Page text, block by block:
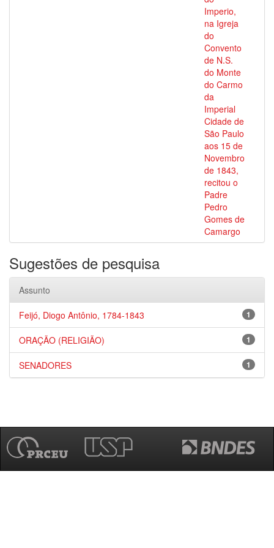
Imperio,
na Igreja
do
Convento
de N.S.
do Monte
do Carmo
da
Imperial
Cidade de
São Paulo
aos 15 de
Novembro
de 1843,
recitou o
Padre
Pedro
Gomes de
Camargo
Sugestões de pesquisa
Assunto
1
Feijó, Diogo Antônio, 1784-1843
1
ORAÇÃO (RELIGIÃO)
1
SENADORES